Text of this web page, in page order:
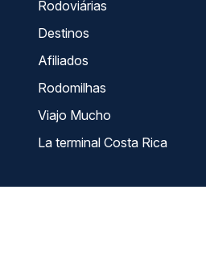
Rodoviárias
Destinos
Afiliados
Rodomilhas
Viajo Mucho
La terminal Costa Rica